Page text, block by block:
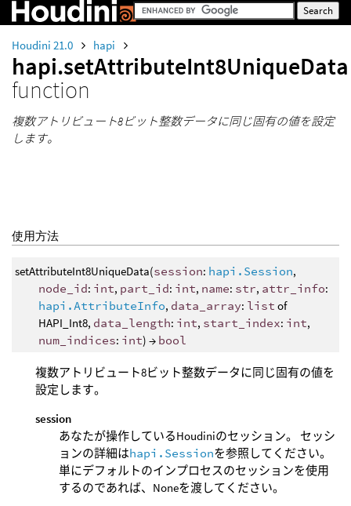
Houdini 21.0 hapi
hapi.setAttributeInt8UniqueData
function
複数アトリビュート8ビット整数データに同じ固有の値を設定
します。
使用方法
setAttributeInt8UniqueData(session: hapi.Session,
node_id: int, part_id: int, name: str, attr_info:
hapi.AttributeInfo, data_array: list of
HAPI_Int8, data_length: int, start_index: int,
num_indices: int) → bool
複数アトリビュート8ビット整数データに同じ固有の値を
設定します。
session
あなたが操作しているHoudiniのセッション。 セッシ
ョンの詳細はhapi.Sessionを参照してください。
単にデフォルトのインプロセスのセッションを使用
するのであれば、Noneを渡してください。